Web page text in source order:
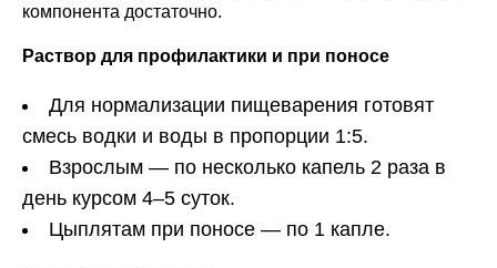
компонента достаточно.
Раствор для профилактики и при поносе
Для нормализации пищеварения готовят
смесь водки и воды в пропорции 1:5.
Взрослым — по несколько капель 2 раза в
день курсом 4–5 суток.
Цыплятам при поносе — по 1 капле.